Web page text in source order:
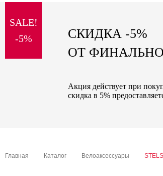
special price
SALE!
-5%
СКИДКА -5%
ОТ
Акция действует при
скидка в 5%
Главная Каталог Велоаксессуары